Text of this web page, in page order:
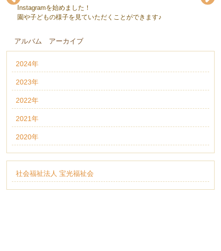
下条保育園(@gejohoikuen)
下条保育園(@gejohoikuen)
下条保育園(@gejohoikuen)
下条保育園(@gejohoikuen)
下条保育園(@gejohoikuen)
下条保育園(@gejohoikuen)
Instagramを始めました！
園や子どもの様子を見ていただくことができます♪
アルバム アーカイブ
2024年
2023年
2022年
2021年
2020年
社会福祉法人 宝光福祉会